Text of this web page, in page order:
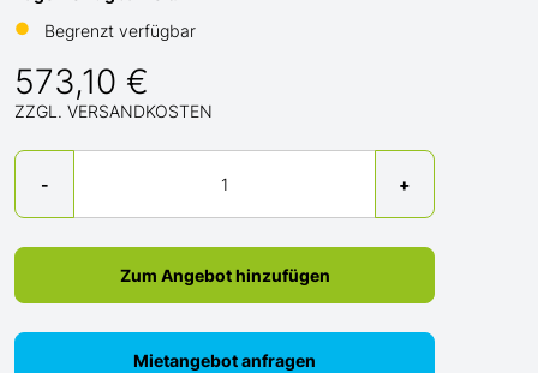
●
Begrenzt verfügbar
573,10 €
ZZGL. VERSANDKOSTEN
-
Menge
+
Zum Angebot hinzufügen
Mietangebot anfragen